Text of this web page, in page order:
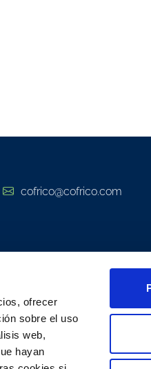
ofrecer
sobre el uso
web,
hayan
cofrico@cofrico.com
Empresa
Aula de Formación Interna
Sistema interno de